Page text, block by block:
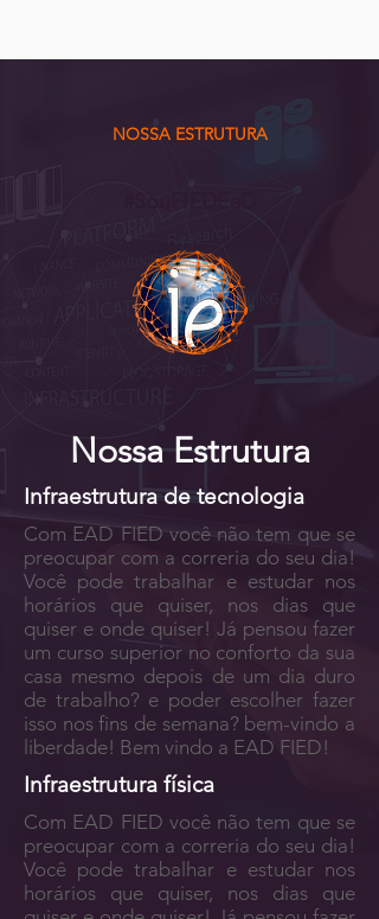
NOSSA ESTRUTURA
Nossa Estrutura
Infraestrutura de tecnologia
Com EAD FIED você não tem que se
preocupar com a correria do seu dia!
Você pode trabalhar e estudar nos
horários que quiser, nos dias que
quiser e onde quiser! Já pensou fazer
um curso superior no conforto da sua
casa mesmo depois de um dia duro
de trabalho? e poder escolher fazer
isso nos fins de semana? bem-vindo a
liberdade! Bem vindo a EAD FIED!
Infraestrutura física
Com EAD FIED você não tem que se
preocupar com a correria do seu dia!
Você pode trabalhar e estudar nos
horários que quiser, nos dias que